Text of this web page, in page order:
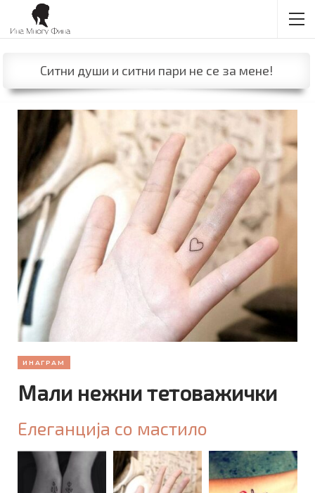
Ситни души и ситни пари не се за мене!
ИНАГРАМ
Мали нежни тетоважички
Елеганција со мастило